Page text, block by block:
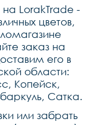
LorakTrade -
цветов,
заказ на
его в
области:
Копейск,
Сатка.
или забрать